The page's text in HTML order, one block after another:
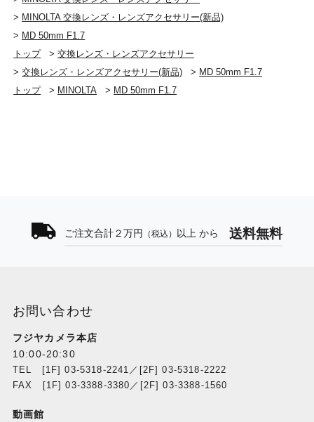
> MINOLTA 交換レンズ・レンズアクセサリー(新品)
> MD 50mm F1.7
トップ
>交換レンズ・レンズアクセサリー
>交換レンズ・レンズアクセサリー(新品) > MD 50mm F1.7
トップ
> MINOLTA > MD 50mm F1.7
ご注文合計２万円 （税込） 以上 から 送料無料
お問い合わせ
フジヤカメラ本店
10:00-20:30
TEL [1F] 03-5318-2241／[2F] 03-5318-2222
FAX [1F] 03-3388-3380／[2F] 03-3388-1560
動画館